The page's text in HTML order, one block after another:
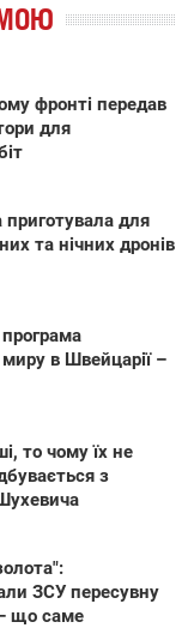
фронті передав
для
для
та нічних дронів
в Швейцарії –
то чому їх не
з
ЗСУ пересувну
що саме